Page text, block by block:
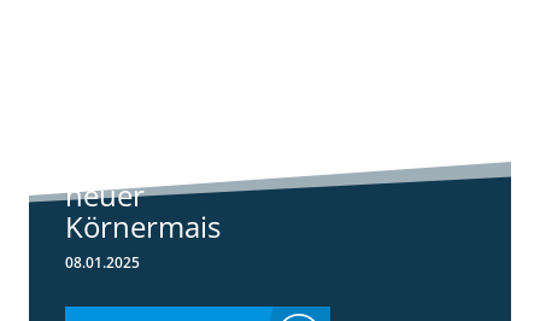
neuer
Körnermais
08.01.2025